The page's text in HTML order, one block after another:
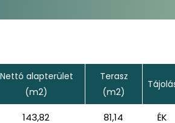
Nettó alapterület
(m2)
Terasz
(m2)
143,82 81,14 ÉK